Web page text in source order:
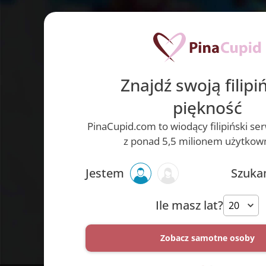
Znajdź swoją
piękność
PinaCupid.com to wiodący filipiński
z ponad 5,5 milionem
Jestem
Ile masz lat?
Zobacz samotne osoby